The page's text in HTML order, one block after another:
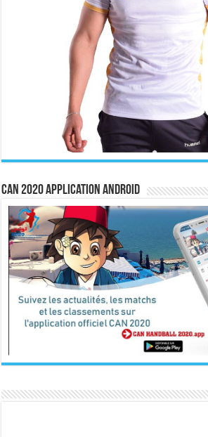
CAN 2020 Application Android